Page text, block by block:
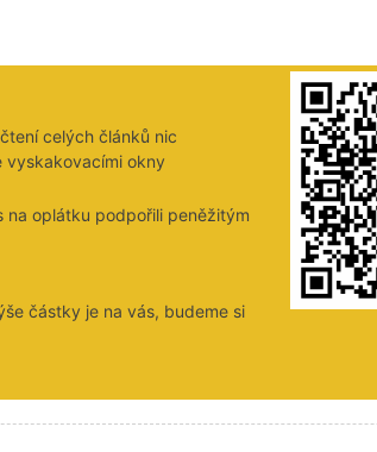
celých článků nic
vyskakovacími okny
na oplátku podpořili peněžitým
částky je na vás, budeme si